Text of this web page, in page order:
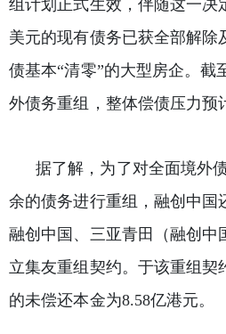
组计划正式生效，伴随这一决
美元的现有债务已获全部解除
债基本“清零”的大型房企。截
外债务重组，整体偿债压力预
据了解，为了对全面境外
余的债务进行重组，融创中国
融创中国、三亚青田（融创中
立集友重组契约。于该重组契
的未偿还本金为8.58亿港元。